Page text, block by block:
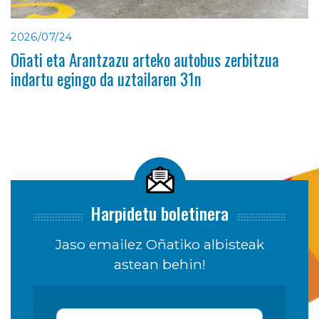
2026/07/24
Oñati eta Arantzazu arteko autobus zerbitzua
indartu egingo da uztailaren 31n
Harpidetu boletinera
Jaso emailez Oñatiko albisteak
astean behin!